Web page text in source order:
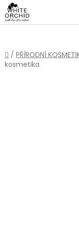
Přejít
na
obsah
Domů
/ PŘÍRODNÍ
kosmetika